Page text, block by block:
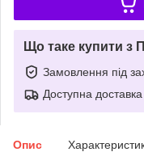
Що таке купити з
Замовлення під
Доступна доставка
Опис